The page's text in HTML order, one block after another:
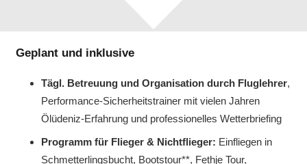
Geplant und inklusive
Tägl. Betreuung und Organisation durch Fluglehrer,
Performance-Sicherheitstrainer mit vielen Jahren
Ölüdeniz-Erfahrung und professionelles Wetterbriefing
Programm für Flieger & Nichtflieger: Einfliegen in
Schmetterlingsbucht, Bootstour**, Fethje Tour,